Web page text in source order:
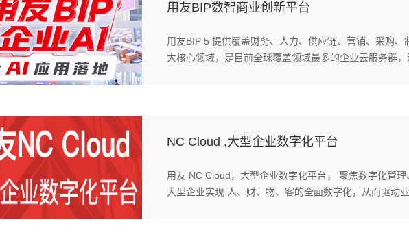
用友BIP数智商业创新平台
用友BIP 5 提供覆盖财务、人力、供应链、营销、采购
大核心领域，是目前全球覆盖领域最多的企业云服务群
NC Cloud ,大型企业数字化平台
用友 NC Cloud，大型企业数字化平台， 聚焦数字化管
大型企业实现 人、财、物、客的全面数字化，从而驱动